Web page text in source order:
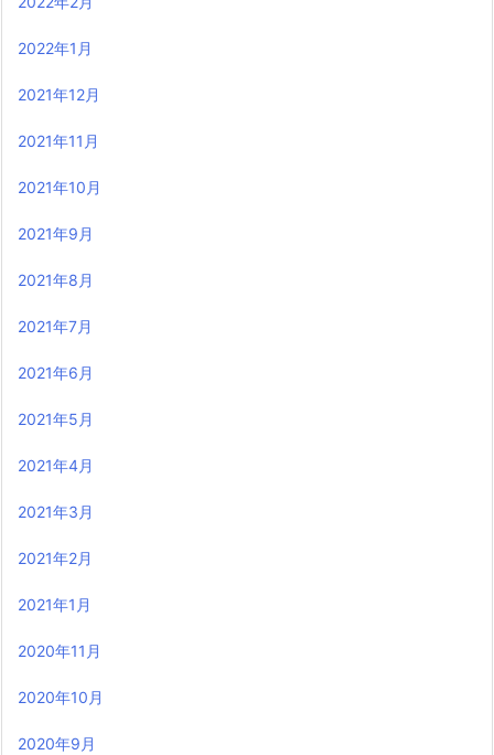
2022年1月
2021年12月
2021年11月
2021年10月
2021年9月
2021年8月
2021年7月
2021年6月
2021年5月
2021年4月
2021年3月
2021年2月
2021年1月
2020年11月
2020年10月
2020年9月